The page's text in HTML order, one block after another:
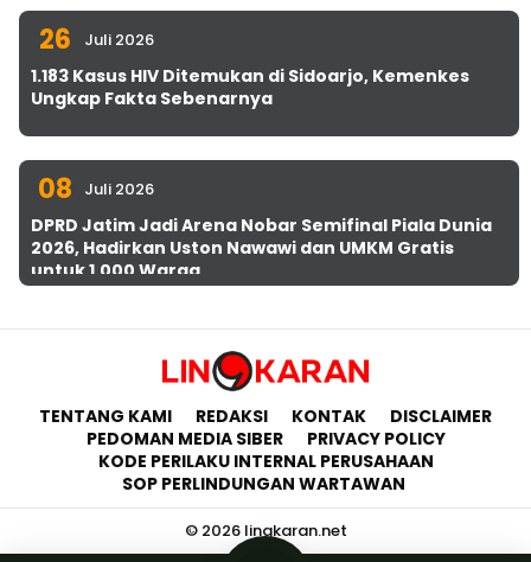
26 Juli 2026
1.183 Kasus HIV Ditemukan di Sidoarjo, Kemenkes
Ungkap Fakta Sebenarnya
08 Juli 2026
DPRD Jatim Jadi Arena Nobar Semifinal Piala Dunia
2026, Hadirkan Uston Nawawi dan UMKM Gratis
untuk 1.000 Warga
TENTANG KAMI REDAKSI KONTAK
DISCLAIMER
PEDOMAN MEDIA SIBER
PRIVACY POLICY
KODE PERILAKU INTERNAL PERUSAHAAN
SOP PERLINDUNGAN WARTAWAN
© 2026 lingkaran.net